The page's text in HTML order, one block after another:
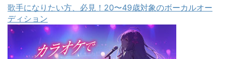
歌手になりたい方、必見！20〜49歳対象のボーカルオー
ディション